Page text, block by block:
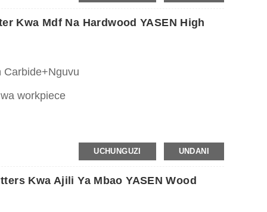
paneli, kuelekeza violezo na programu
Kwa Mdf Na Hardwood YASEN High
Carbide+Nguvu
workpiece
na vifaa vya kuchimba visima.
composites za mbao, MDF, plywood, mbao
UCHUNGUZI UNDANI
Kwa Ajili Ya Mbao YASEN Wood